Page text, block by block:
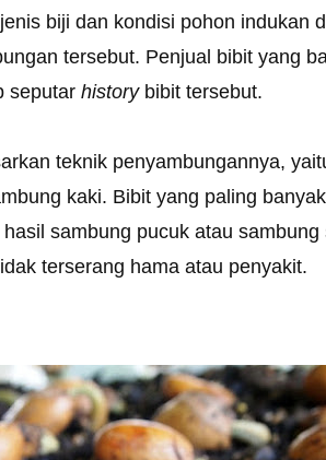
biji dan kondisi pohon indukan
tersebut. Penjual bibit yang
seputar historybibit tersebut.
teknik penyambungannya,
kaki. Bibit yang paling
sambung pucuk atau
terserang hama atau penyakit.